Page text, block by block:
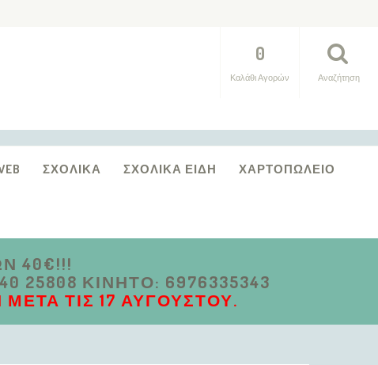
Αναζήτηση
0
Καλάθι Αγορών
ΣΧΟΛΙΚΆ ΣΧΟΛΙΚΆ ΕΊΔΗ ΧΑΡΤΟΠΩΛΕΊΟ
40€!!!
ΚΙΝΗΤΌ: 6976335343
ΤΙΣ 17 ΑΥΓΟΎΣΤΟΥ.